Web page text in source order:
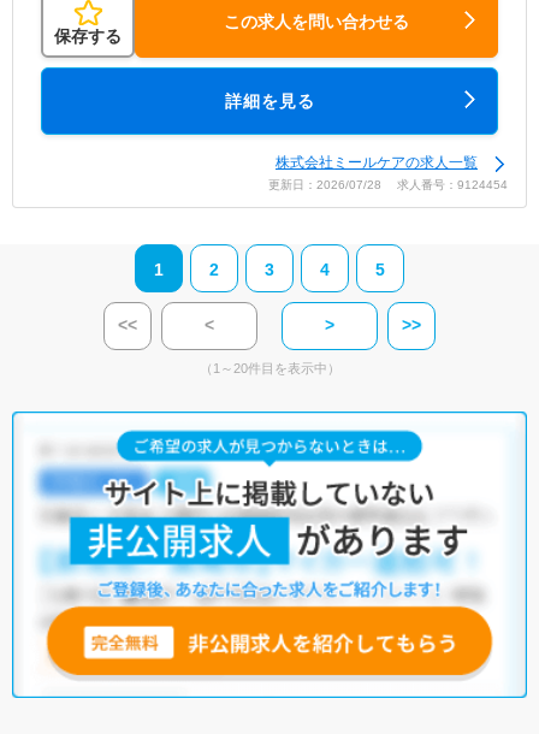
保存する
この求人を問い合わせる
詳細を見る
株式会社ミールケアの求人一覧
更新日：2026/07/28 求人番号：9124454
1 2 3 4 5
<< < > >>
（1～20件目を表示中）